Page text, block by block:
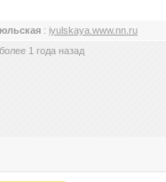
: iyulskaya.www.nn.ru
1 года назад